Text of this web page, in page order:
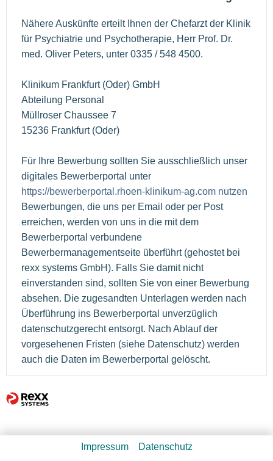
Nähere Auskünfte erteilt Ihnen der Chefarzt der Klinik
für Psychiatrie und Psychotherapie, Herr Prof. Dr.
med. Oliver Peters, unter 0335 / 548 4500.
Klinikum Frankfurt (Oder) GmbH
Abteilung Personal
Müllroser Chaussee 7
15236 Frankfurt (Oder)
Für Ihre Bewerbung sollten Sie ausschließlich unser
digitales Bewerberportal unter
https://bewerberportal.rhoen-klinikum-ag.com nutzen
Bewerbungen, die uns per Email oder per Post
erreichen, werden von uns in die mit dem
Bewerberportal verbundene
Bewerbermanagementseite überführt (gehostet bei
rexx systems GmbH). Falls Sie damit nicht
einverstanden sind, sollten Sie von einer Bewerbung
absehen. Die zugesandten Unterlagen werden nach
Überführung ins Bewerberportal unverzüglich
datenschutzgerecht entsorgt. Nach Ablauf der
vorgesehenen Fristen (siehe Datenschutz) werden
auch die Daten im Bewerberportal gelöscht.
Impressum Datenschutz